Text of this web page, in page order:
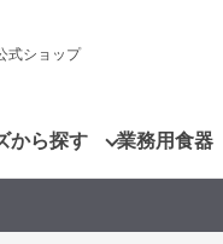
式ショップ
から探す 業務用食器